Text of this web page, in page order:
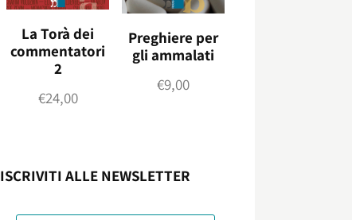
La Torà dei
commentatori
2
€24,00
Preghiere per
gli ammalati
€9,00
ISCRIVITI ALLE NEWSLETTER